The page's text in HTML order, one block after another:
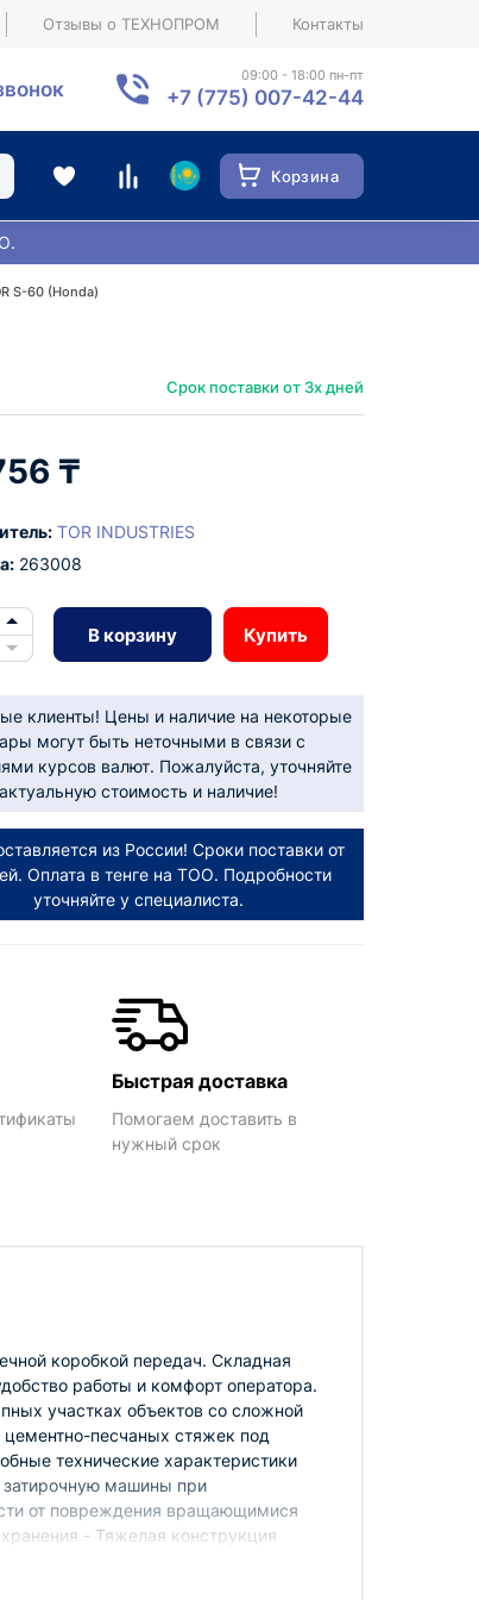
Отзывы о ТЕХНОПРОМ Контакты
09:00 - 18:00 пн-пт
+7 (775) 007-42-44
Корзина
S-60 (Honda)
Срок поставки от 3х дней
₸
TOR INDUSTRIES
263008
В корзину Купить
клиенты! Цены и наличие на некоторые
могут быть неточными в связи с
курсов валют. Пожалуйста, уточняйте
актуальную стоимость и наличие!
из России! Сроки поставки от
Оплата в тенге на ТОО. Подробности
уточняйте у специалиста.
Быстрая доставка
Помогаем доставить в
нужный срок
коробкой передач. Складная
работы и комфорт оператора.
участках объектов со сложной
песчаных стяжек под
технические характеристики
затирочную машины при
от повреждения вращающимися
- Тяжелая конструкция
ущерба качеству - Небольшие